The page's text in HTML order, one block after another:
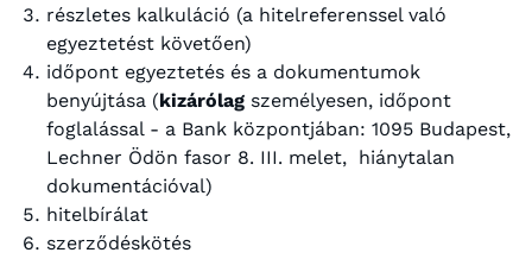
részletes kalkuláció (a hitelreferenssel való
egyeztetést követően)
időpont egyeztetés és a dokumentumok
benyújtása (kizárólag személyesen, időpont
foglalással - a Bank központjában: 1095 Budapest,
Lechner Ödön fasor 8. III. melet, hiánytalan
dokumentációval)
hitelbírálat
szerződéskötés